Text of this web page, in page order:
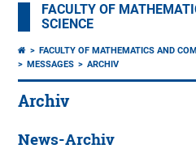
FACULTY OF
SCIENCE
FACULTY OF MATHEMATICS AND
MESSAGES
ARCHIV
Archiv
News-Archiv